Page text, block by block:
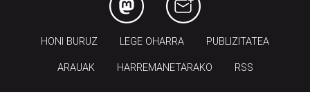
HONI BURUZ LEGE OHARRA PUBLIZITATEA
ARAUAK HARREMANETARAKO RSS